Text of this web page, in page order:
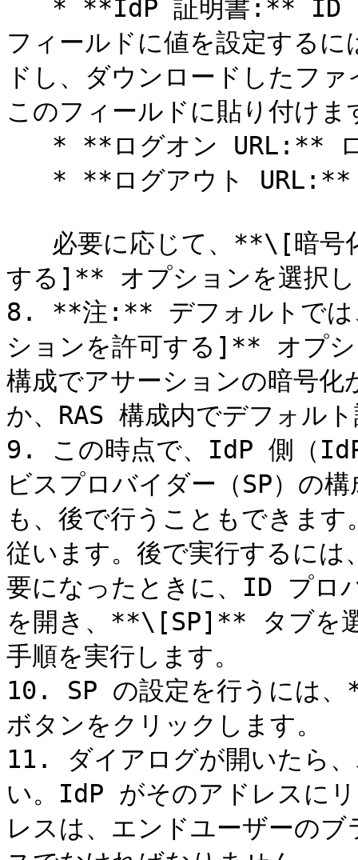
フィールドに値を設定する
ドし、ダウンロードしたフ
このフィールドに貼り付けま
する]** オプションを選択し
8. **注:** デフォルトでは
ションを許可する]** オプ
構成でアサーションの暗号
か、RAS 構成内でデフォル
9. この時点で、IdP 側（
ビスプロバイダー（SP）の
も、後で行うこともできま
従います。後で実行するに
要になったときに、ID プロ
を開き、**\[SP]** タブを選
手順を実行します。
10. SP の設定を行うには
ボタンをクリックします。
11. ダイアログが開いたら
い。IdP がそのアドレスに
レスは、エンドユーザーの